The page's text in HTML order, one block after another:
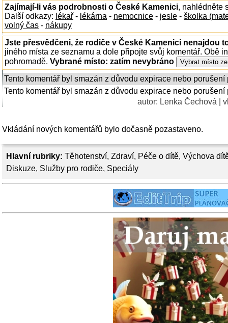
Hlavní rubriky: Těhotenství, Zdraví, Péče o dítě, Výchova
Diskuze, Služby pro rodiče, Speciály
Zajímají-li vás podrobnosti o České Kamenici, nahlédněte
Další odkazy: lékař - lékárna - nemocnice - jesle - školka
volný čas - nákupy
Jste přesvědčeni, že rodiče v České Kamenici nenajdou
jiného místa ze seznamu a dole připojte svůj komentář. Obě
pohromadě. Vybrané místo: zatím nevybráno
Tento komentář byl smazán z důvodu expirace nebo
Tento komentář byl smazán z důvodu expirace nebo
autor: Lenka Čechová |
Vkládání nových komentářů bylo dočasně pozastaveno.